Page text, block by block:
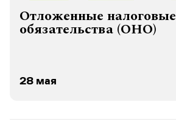
Отложенные налоговые
обязательства (ОНО)
28 мая